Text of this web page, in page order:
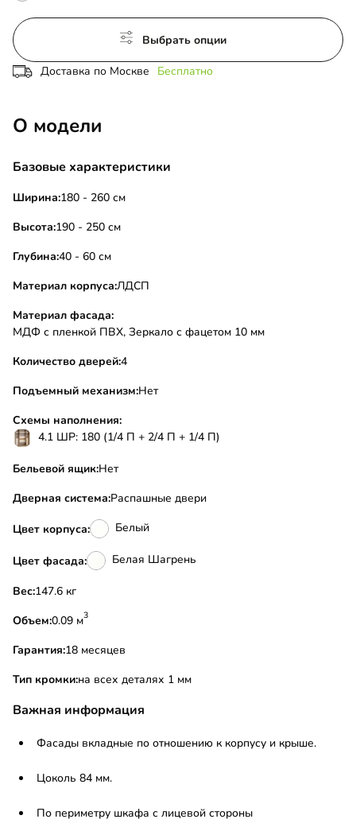
Выбрать опции
Доставка по Москве Бесплатно
О модели
Базовые характеристики
Ширина:180 - 260 см
Высота:190 - 250 см
Глубина:40 - 60 см
Материал корпуса:ЛДСП
Материал фасада:
МДФ с пленкой ПВХ, Зеркало с фацетом 10 мм
Количество дверей:4
Подъемный механизм:Нет
Схемы наполнения:
4.1 ШР: 180 (1/4 П + 2/4 П + 1/4 П)
Бельевой ящик:Нет
Дверная система:Распашные двери
Цвет корпуса: Белый
Цвет фасада: Белая Шагрень
Вес:
147.6 кг
Объем:
0.09 м3
Гарантия:18 месяцев
Тип кромки:на всех деталях 1 мм
Важная информация
Фасады вкладные по отношению к корпусу и крыше.
Цоколь 84 мм.
По периметру шкафа с лицевой стороны